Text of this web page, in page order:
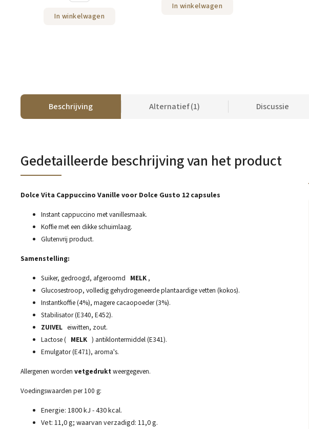
In winkelwagen
In winkelwagen
Beschrijving Alternatief (1) Discussie
Gedetailleerde beschrijving van het product
Dolce Vita Cappuccino Vanille voor Dolce Gusto 12 capsules
Instant cappuccino met vanillesmaak.
Koffie met een dikke schuimlaag.
Glutenvrij product.
Samenstelling:
Suiker, gedroogd, afgeroomd MELK ,
Glucosestroop, volledig gehydrogeneerde plantaardige vetten (kokos).
Instantkoffie (4%), magere cacaopoeder (3%).
Stabilisator (E340, E452).
ZUIVEL eiwitten, zout.
Lactose ( MELK ) antiklontermiddel (E341).
Emulgator (E471), aroma's.
Allergenen worden vetgedruktweergegeven.
Voedingswaarden per 100 g:
Energie: 1800 kJ - 430 kcal.
Vet: 11,0 g; waarvan verzadigd: 11,0 g.